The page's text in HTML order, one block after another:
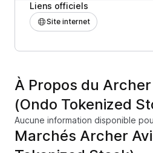
Liens officiels
Site internet
À Propos du
(Ondo Tokenized
Aucune information disponible
Marchés Archer